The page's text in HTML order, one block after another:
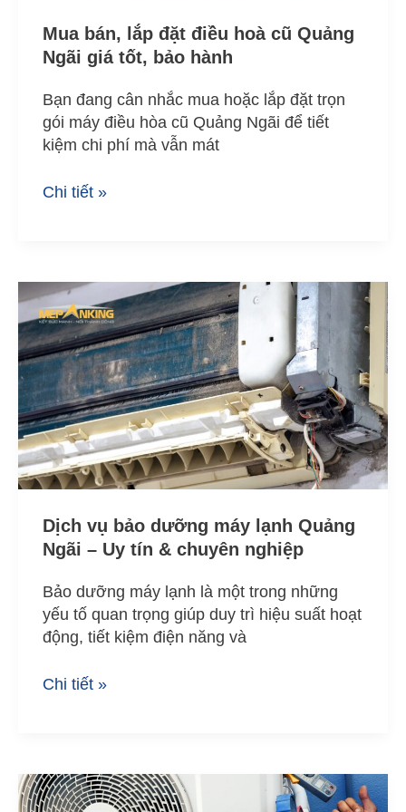
Mua bán, lắp đặt điều hoà cũ Quảng
Ngãi giá tốt, bảo hành
Bạn đang cân nhắc mua hoặc lắp đặt trọn
gói máy điều hòa cũ Quảng Ngãi để tiết
kiệm chi phí mà vẫn mát
Chi tiết »
Dịch vụ bảo dưỡng máy lạnh Quảng
Ngãi – Uy tín & chuyên nghiệp
Bảo dưỡng máy lạnh là một trong những
yếu tố quan trọng giúp duy trì hiệu suất hoạt
động, tiết kiệm điện năng và
Dịch
vụ
bảo
dưỡng
máy
lạnh
Quảng
Ngãi
–
Uy
tín
&
chuyên
nghiệp
Chi tiết »
Dịch
vụ